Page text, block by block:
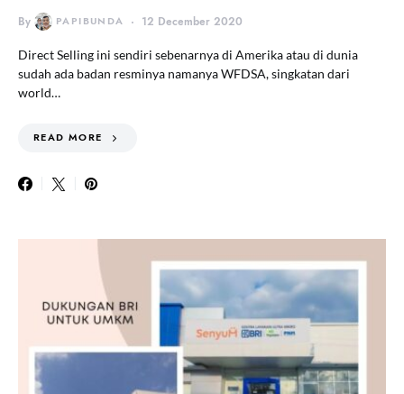
By PAPIBUNDA 12 December 2020
Direct Selling ini sendiri sebenarnya di Amerika atau di dunia
sudah ada badan resminya namanya WFDSA, singkatan dari
world…
READ MORE